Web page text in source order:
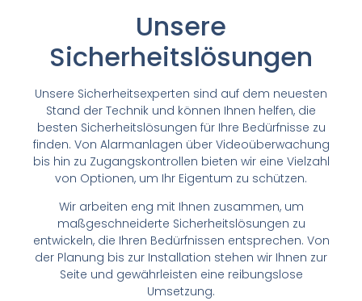
Unsere
Sicherheitslösungen
Unsere Sicherheitsexperten sind auf dem neuesten
Stand der Technik und können Ihnen helfen, die
besten Sicherheitslösungen für Ihre Bedürfnisse zu
finden. Von Alarmanlagen über Videoüberwachung
bis hin zu Zugangskontrollen bieten wir eine Vielzahl
von Optionen, um Ihr Eigentum zu schützen.
Wir arbeiten eng mit Ihnen zusammen, um
maßgeschneiderte Sicherheitslösungen zu
entwickeln, die Ihren Bedürfnissen entsprechen. Von
der Planung bis zur Installation stehen wir Ihnen zur
Seite und gewährleisten eine reibungslose
Umsetzung.